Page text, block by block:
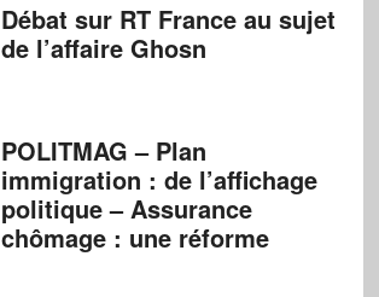
Débat sur RT France au sujet
de l’affaire Ghosn
POLITMAG – Plan
immigration : de l’affichage
politique – Assurance
chômage : une réforme